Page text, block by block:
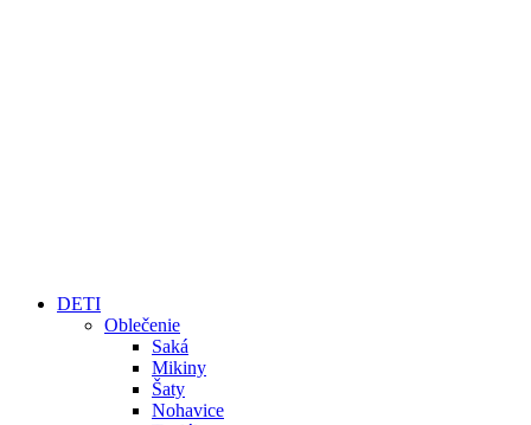
DETI
Oblečenie
Saká
Mikiny
Šaty
Nohavice